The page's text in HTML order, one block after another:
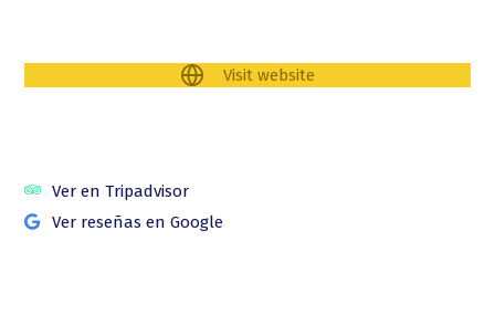
Visit website
Ver en Tripadvisor
Ver reseñas en Google